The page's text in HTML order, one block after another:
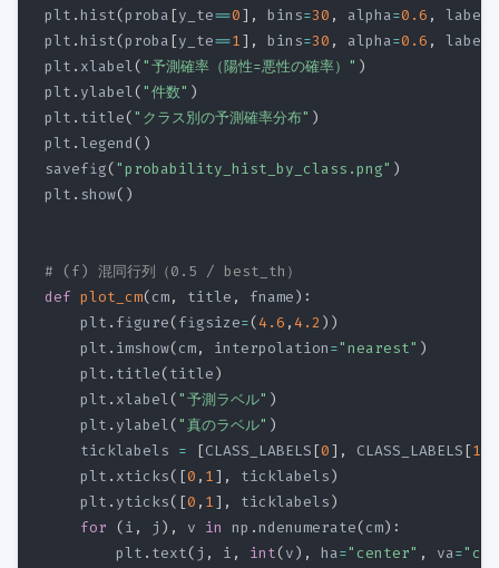
plt .hist(proba[y_te==0] , bins=30 , alpha=0.6 , label
plt .hist(proba[y_te==1] , bins=30 , alpha=0.6 , label
plt . xlabel("予測確率（陽性=悪性の確率）" )
plt . ylabel("件数" )
plt . title("クラス別の予測確率分布" )
plt .legend( )
savefig("probability_hist_by_class.png" )
plt . show( )
# (f) 混同行列（0.5 / best_th）
def plot_cm(cm, title , fname) :
    plt
. figure(figsize=(4.6 ,4.2) )
    plt
. imshow(cm, interpolation="nearest" )
    plt
. title(title)
    plt
. xlabel("予測ラベル" )
    plt
. ylabel("真のラベル" )
    ticklabels
= [CLASS_LABELS[0] , CLASS_LABELS[1
    plt
. xticks( [0 , 1] , ticklabels)
    plt
. yticks( [0 , 1] , ticklabels)
for (i , j ) , v in np .ndenumerate(cm) :
        plt
. text( j , i , int(v) , ha="center" , va=